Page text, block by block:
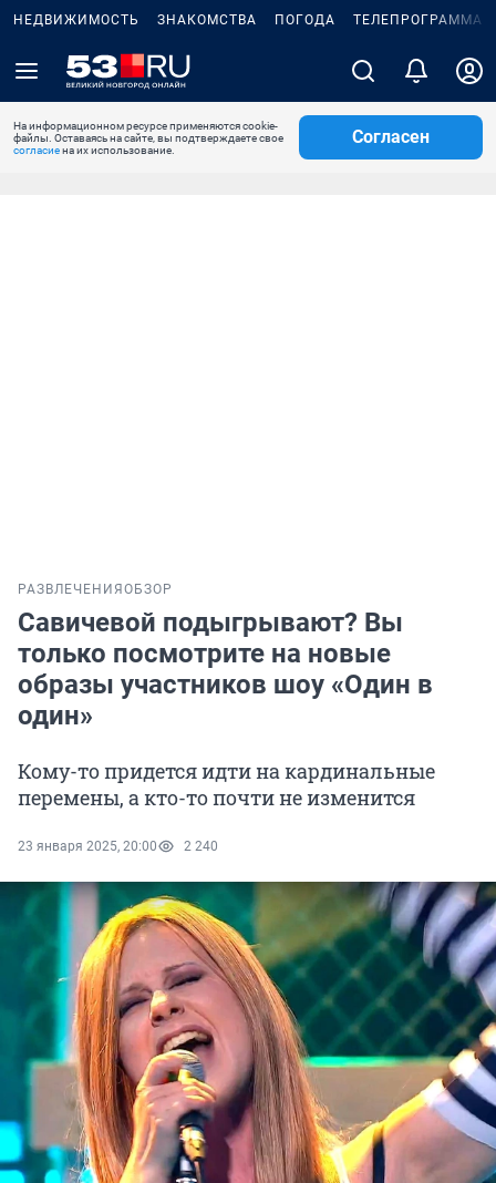
НЕДВИЖИМОСТЬ ЗНАКОМСТВА ПОГОДА ТЕЛЕПРОГРАММА
На информационном ресурсе применяются cookie-
файлы. Оставаясь на сайте, вы подтверждаете свое
согласиена их использование.
Согласен
РАЗВЛЕЧЕНИЯ ОБЗОР
Савичевой подыгрывают? Вы
только посмотрите на новые
образы участников шоу «Один в
один»
Кому-то придется идти на кардинальные
перемены, а кто-то почти не изменится
23 января 2025, 20:00 2 240